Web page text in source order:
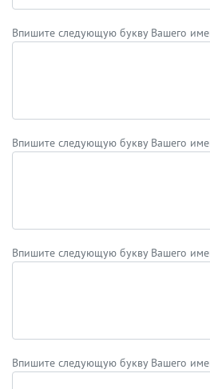
Впишите следующую букву Вашего
Впишите следующую букву Вашего
Впишите следующую букву Вашего
Впишите следующую букву Вашего